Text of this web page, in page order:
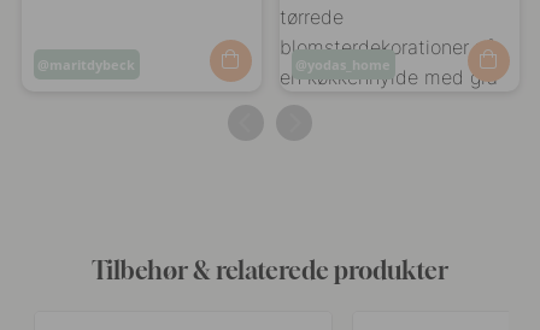
Opslag
maritdybeck
Opslag
offentliggjort
yodas_home
Tilbehør & relaterede produkter